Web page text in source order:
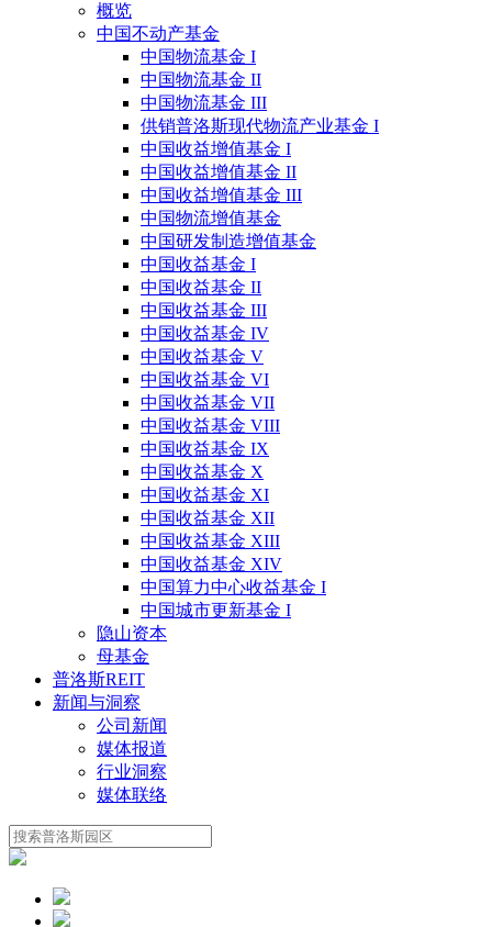
概览
中国不动产基金
中国物流基金 I
中国物流基金 II
中国物流基金 III
供销普洛斯现代物流产业基金 I
中国收益增值基金 I
中国收益增值基金 II
中国收益增值基金 III
中国物流增值基金
中国研发制造增值基金
中国收益基金 I
中国收益基金 II
中国收益基金 III
中国收益基金 IV
中国收益基金 V
中国收益基金 VI
中国收益基金 VII
中国收益基金 VIII
中国收益基金 IX
中国收益基金 X
中国收益基金 XI
中国收益基金 XII
中国收益基金 XIII
中国收益基金 XIV
中国算力中心收益基金 I
中国城市更新基金 I
隐山资本
母基金
普洛斯REIT
新闻与洞察
公司新闻
媒体报道
行业洞察
媒体联络